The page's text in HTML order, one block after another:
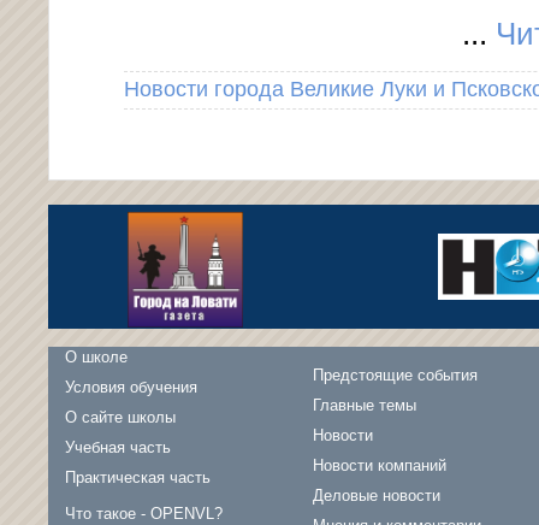
...
Новости города Великие Луки и
О школе
Условия обучения
О сайте школы
Учебная часть
Практическая часть
Что такое - OPENVL?
Предстоящие события
Главные темы
Новости
Новости компаний
Деловые новости